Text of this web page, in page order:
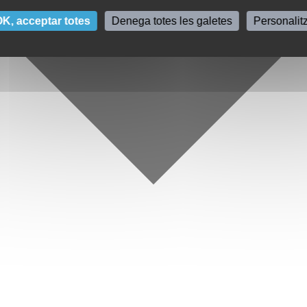
acceptar totes Denega totes les galetes